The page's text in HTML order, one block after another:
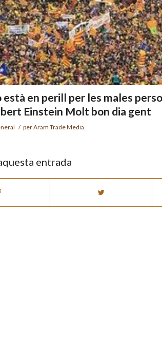
està en perill per les males
Einstein Molt bon dia gent
/ perAram Trade Media
entrada